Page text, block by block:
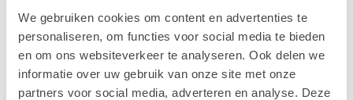
We gebruiken cookies om content en advertenties te
personaliseren, om functies voor social media te bieden
en om ons websiteverkeer te analyseren. Ook delen we
informatie over uw gebruik van onze site met onze
partners voor social media, adverteren en analyse. Deze
VANI-T
Vani-T Mineral Powder
Foundation - Truffle
€49,98
€39,98